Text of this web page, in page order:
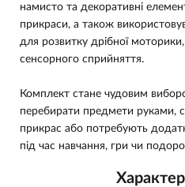
намисто та декоративні
прикраси, а також
для розвитку дрібної моторики,
сенсорного сприйняття.
Комплект стане чудовим
перебирати предмети руками,
прикрас або потребують
під час навчання, гри чи